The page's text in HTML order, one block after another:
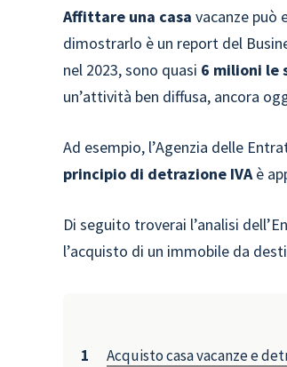
Affittare una casa vacanze può
dimostrarlo è un report del
nel 2023, sono quasi 6 milioni le
un’attività ben diffusa, ancora
Ad esempio, l’Agenzia delle
principio di detrazione IVAè
Di seguito troverai l’analisi
l’acquisto di un immobile da
Acquisto casa vacanze e